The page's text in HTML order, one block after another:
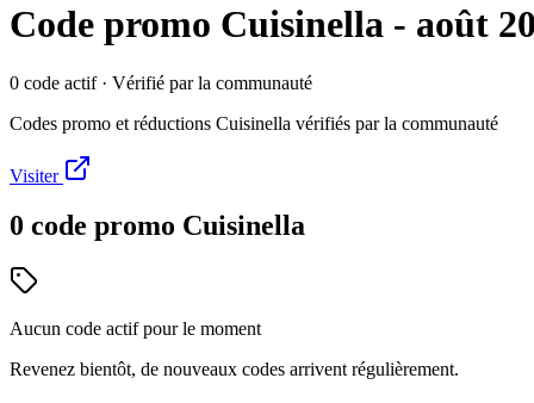
Code promo Cuisinella - août
0 code actif· Vérifié par la communauté
Codes promo et réductions Cuisinella vérifiés par la communauté
Visiter
0 code promo Cuisinella
Aucun code actif pour le moment
Revenez bientôt, de nouveaux codes arrivent régulièrement.